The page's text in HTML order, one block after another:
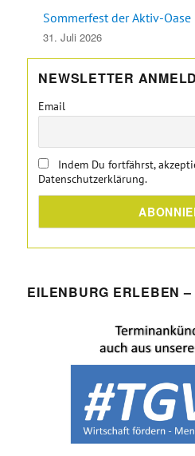
Sommerfest der Aktiv-
31. Juli 2026
NEWSLETTER
Email
Indem Du fortfährst,
Datenschutzerklärung.
EILENBURG ERLEBEN